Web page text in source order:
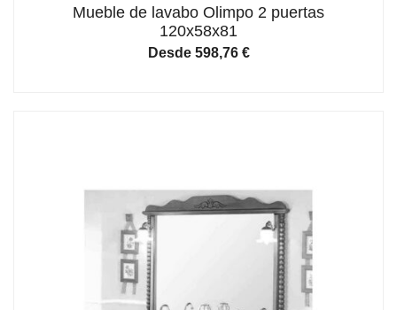
Mueble de lavabo Olimpo 2 puertas
120x58x81
Desde 598,76 €